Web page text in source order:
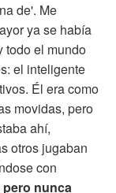
de'. Me
ya se había
todo el mundo
el inteligente
Él era como
movidas, pero
ahí,
otros jugaban
con
pero nunca